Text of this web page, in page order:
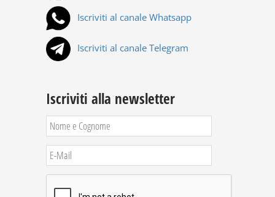
Iscriviti al canale Whatsapp
Iscriviti al canale Telegram
Iscriviti alla newsletter